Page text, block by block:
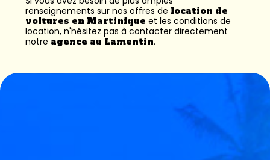
renseignements sur nos offres de location de
voitures en Martinique et les conditions de
location, n'hésitez pas à contacter directement
notre agence au Lamentin.